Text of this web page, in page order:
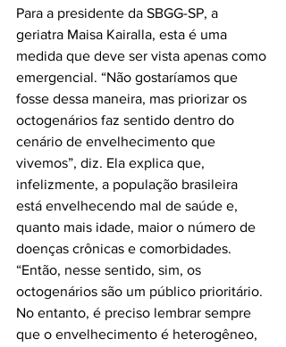
Para a presidente da SBGG-SP, a
geriatra Maisa Kairalla, esta é uma
medida que deve ser vista apenas como
emergencial. “Não gostaríamos que
fosse dessa maneira, mas priorizar os
octogenários faz sentido dentro do
cenário de envelhecimento que
vivemos”, diz. Ela explica que,
infelizmente, a população brasileira
está envelhecendo mal de saúde e,
quanto mais idade, maior o número de
doenças crônicas e comorbidades.
“Então, nesse sentido, sim, os
octogenários são um público prioritário.
No entanto, é preciso lembrar sempre
que o envelhecimento é heterogêneo,